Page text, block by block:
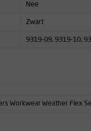
Nee
Zwart
9319-09, 9319-10,
Workwear Weather Flex